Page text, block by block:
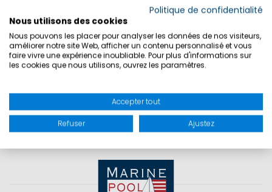
TAILLES
SÉCURITÉ DU PRODUIT
Politique de confidentialité
Nous utilisons des cookies
Nous pouvons les placer pour analyser les données de nos visiteurs,
améliorer notre site Web, afficher un contenu personnalisé et vous
faire vivre une expérience inoubliable. Pour plus d'informations sur
les cookies que nous utilisons, ouvrez les paramètres.
Accepter tout
Refuser Ajustez